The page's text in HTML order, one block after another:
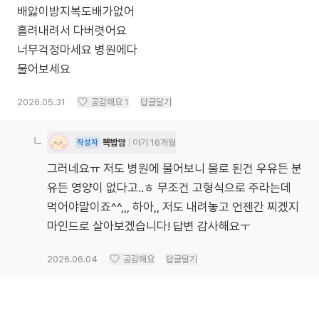
배앓이방지복도배가없어
흘려내려서 다버렷어요
너무걱정마세요 병원에다
물어보세요
2026.05.31 공감해요 1 답글달기
작성자 뽁밥맘 아기 16개월
그러네요ㅠ 저도 병원에 물어보니 물로 된건 우유든 분
유든 영양이 없다고..ㅎ 무조건 고형식으로 주라는데
먹어야말이죠^^,,, 하아,, 저도 내려놓고 언젠간 찌겠지
마인드로 살아보겠습니다! 답변 감사해요ㅜ
2026.06.04 공감해요 답글달기